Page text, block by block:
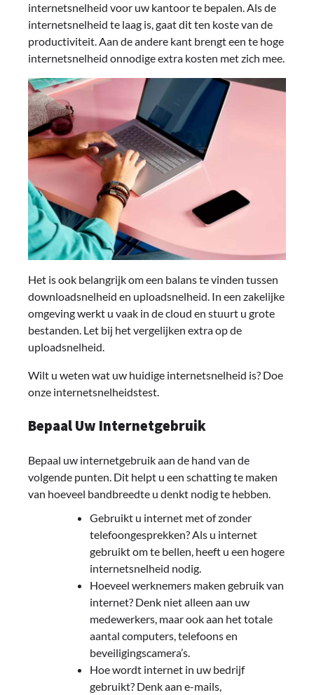
internetsnelheid voor uw kantoor te bepalen. Als de
internetsnelheid te laag is, gaat dit ten koste van de
productiviteit. Aan de andere kant brengt een te hoge
internetsnelheid onnodige extra kosten met zich mee.
Het is ook belangrijk om een balans te vinden tussen
downloadsnelheid en uploadsnelheid. In een zakelijke
omgeving werkt u vaak in de cloud en stuurt u grote
bestanden. Let bij het vergelijken extra op de
uploadsnelheid.
Wilt u weten wat uw huidige internetsnelheid is? Doe
onze internetsnelheidstest.
Bepaal Uw Internetgebruik
Bepaal uw internetgebruik aan de hand van de
volgende punten. Dit helpt u een schatting te maken
van hoeveel bandbreedte u denkt nodig te hebben.
Gebruikt u internet met of zonder
telefoongesprekken? Als u internet
gebruikt om te bellen, heeft u een hogere
internetsnelheid nodig.
Hoeveel werknemers maken gebruik van
internet? Denk niet alleen aan uw
medewerkers, maar ook aan het totale
aantal computers, telefoons en
beveiligingscamera’s.
Hoe wordt internet in uw bedrijf
gebruikt? Denk aan e-mails,